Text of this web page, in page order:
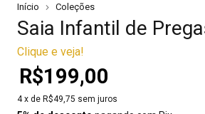
Início Coleções
Saia Infantil de
Clique e veja!
R$199,00
4 x de R$49,75 sem juros